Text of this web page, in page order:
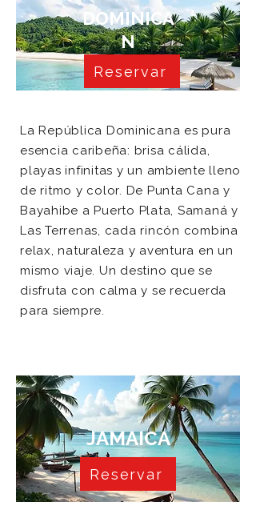
DOMINICA
N
REPUBLIC
La República Dominicana es pura
esencia caribeña: brisa cálida,
playas infinitas y un ambiente lleno
de ritmo y color. De Punta Cana y
Bayahibe a Puerto Plata, Samaná y
Las Terrenas, cada rincón combina
relax, naturaleza y aventura en un
mismo viaje. Un destino que se
disfruta con calma y se recuerda
para siempre.
Reservar
JAMAICA
Reservar